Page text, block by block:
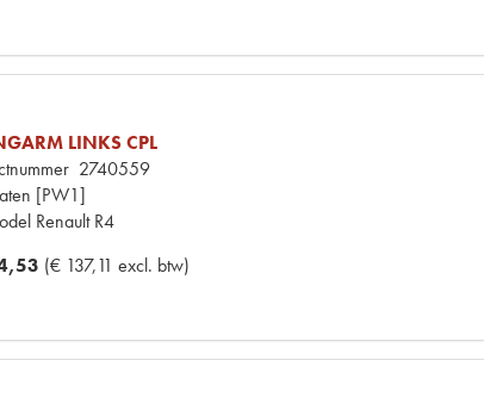
LINKS CPL
2740559
[PW1]
Renault R4
(€ 137,11 excl. btw)